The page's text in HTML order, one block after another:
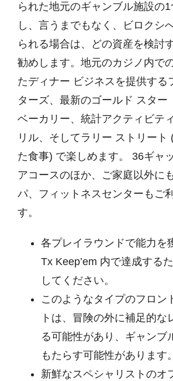
られた地元のギャンブル施設の
し、言うまでもなく、ビロクシ
られる場合は、どの資産を検討
勧めします。地元のカジノ内で
たディナー ビジネスを提供する
ターズ、最新のゴールド スター
ベーカリー、統計アクティビテ
リル、そしてラリー ストリート
た食事) で楽しめます。 36ギャ
アコースのほか、ご家庭以外に
パ、フィットネスセンターもご
す。
各プレイラウンドで能力を
Tx Keep’em 内で達成する
してください。
このようなタイプのフロン
トは、冒険の外に補足的な
る可能性があり、ギャンブ
もたらす可能性があります。
新鮮なスペシャリストのオ